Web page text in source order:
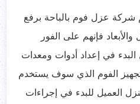
شركة عزل فوم بالباحة برفع
فإنهم على الفور
في إعداد أدوات ومعدات
الفوم الذي سوف يستخدم
العميل للبدء في إجراءات